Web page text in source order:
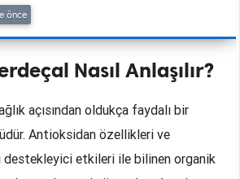
önce
Nasıl Anlaşılır?
açısından oldukça faydalı bir
Antioksidan özellikleri ve
destekleyici etkileri ile bilinen organik